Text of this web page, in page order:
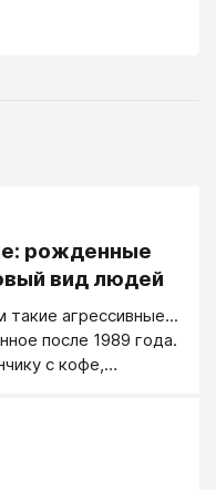
рожденные
вид людей
агрессивные...
после 1989 года.
с кофе,